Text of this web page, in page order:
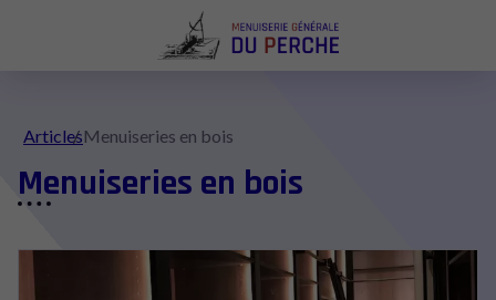
ArticlesMenuiseries en bois
Menuiseries en bois